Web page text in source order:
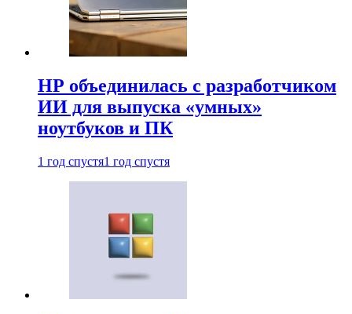
HP объединилась с разработчиком
ИИ для выпуска «умных»
ноутбуков и ПК
1 год спустя1 год спустя